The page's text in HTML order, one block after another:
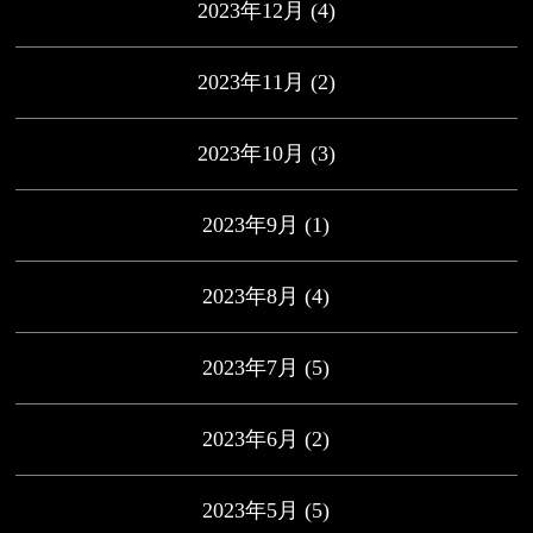
2023年12月 (4)
2023年11月 (2)
2023年10月 (3)
2023年9月 (1)
2023年8月 (4)
2023年7月 (5)
2023年6月 (2)
2023年5月 (5)